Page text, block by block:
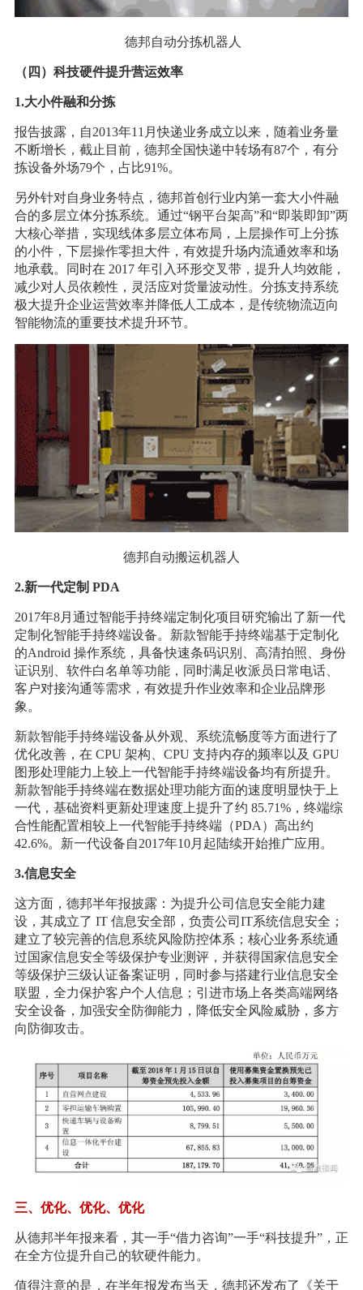
德邦自动分拣机器人
（四）科技硬件提升营运效率
1.大小件融和分拣
报告披露，自2013年11月快递业务成立以来，随着业务量
不断增长，截止目前，德邦全国快递中转场有87个，有分
拣设备外场79个，占比91%。
另外针对自身业务特点，德邦首创行业内第一套大小件融
合的多层立体分拣系统。通过“钢平台架高”和“即装即卸”两
大核心举措，实现线体多层立体布局，上层操作可上分拣
的小件，下层操作零担大件，有效提升场内流通效率和场
地承载。同时在 2017 年引入环形交叉带，提升人均效能，
减少对人员依赖性，灵活应对货量波动性。分拣支持系统
极大提升企业运营效率并降低人工成本，是传统物流迈向
智能物流的重要技术提升环节。
德邦自动搬运机器人
2.新一代定制 PDA
2017年8月通过智能手持终端定制化项目研究输出了新一代
定制化智能手持终端设备。新款智能手持终端基于定制化
的Android 操作系统，具备快速条码识别、高清拍照、身份
证识别、软件白名单等功能，同时满足收派员日常电话、
客户对接沟通等需求，有效提升作业效率和企业品牌形
象。
新款智能手持终端设备从外观、系统流畅度等方面进行了
优化改善，在 CPU 架构、CPU 支持内存的频率以及 GPU
图形处理能力上较上一代智能手持终端设备均有所提升。
新款智能手持终端在数据处理功能方面的速度明显快于上
一代，基础资料更新处理速度上提升了约 85.71%，终端综
合性能配置相较上一代智能手持终端（PDA）高出约
42.6%。新一代设备自2017年10月起陆续开始推广应用。
3.信息安全
这方面，德邦半年报披露：为提升公司信息安全能力建
设，其成立了 IT 信息安全部，负责公司IT系统信息安全；
建立了较完善的信息系统风险防控体系；核心业务系统通
过国家信息安全等级保护专业测评，并获得国家信息安全
等级保护三级认证备案证明，同时参与搭建行业信息安全
联盟，全力保护客户个人信息；引进市场上各类高端网络
安全设备，加强安全防御能力，降低安全风险威胁，多方
向防御攻击。
三、优化、优化、优化
从德邦半年报来看，其一手“借力咨询”一手“科技提升”，正
在全方位提升自己的软硬件能力。
值得注意的是，在半年报发布当天，德邦还发布了《关于